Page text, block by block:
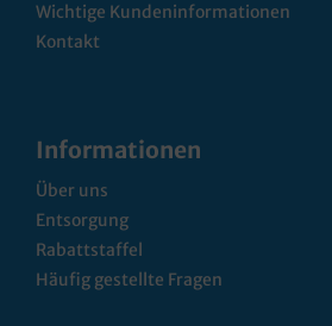
Wichtige Kundeninformationen
Kontakt
Informationen
Über uns
Entsorgung
Rabattstaffel
Häufig gestellte Fragen